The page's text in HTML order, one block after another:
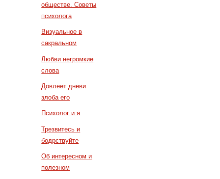
обществе. Советы
психолога
Визуальное в
сакральном
Любви негромкие
слова
Довлеет дневи
злоба его
Психолог и я
Трезвитесь и
бодрствуйте
Об интересном и
полезном